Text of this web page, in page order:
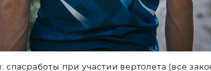
cпасработы при участии вертолета (все